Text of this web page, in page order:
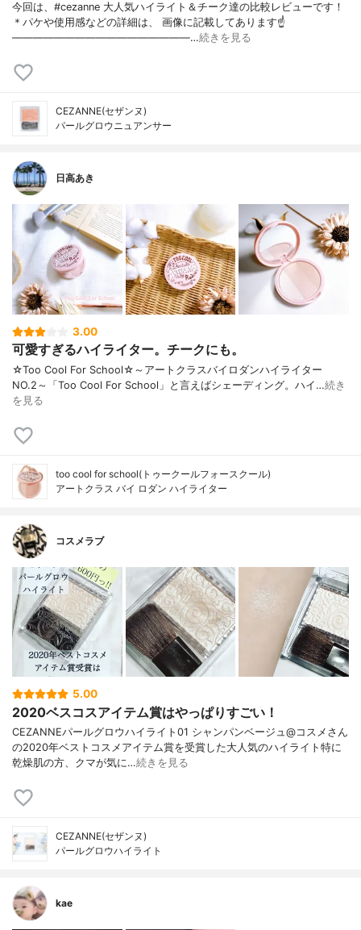
今回は、#cezanne 大人気ハイライト＆チーク達の比較レビューです！
＊パケや使用感などの詳細は、 画像に記載してあります☝
—————————————————…続きを見る
CEZANNE(セザンヌ)
パールグロウニュアンサー
日高あき
3.00
可愛すぎるハイライター。チークにも。
☆Too Cool For School☆～アートクラスバイロダンハイライター
NO.2～「Too Cool For School」と言えばシェーディング。ハイ…続き
を見る
too cool for school(トゥークールフォースクール)
アートクラス バイ ロダン ハイライター
コスメラブ
5.00
2020ベスコスアイテム賞はやっぱりすごい！
CEZANNEパールグロウハイライト01 シャンパンベージュ@コスメさん
の2020年ベストコスメアイテム賞を受賞した大人気のハイライト特に
乾燥肌の方、クマが気に…続きを見る
CEZANNE(セザンヌ)
パールグロウハイライト
kae